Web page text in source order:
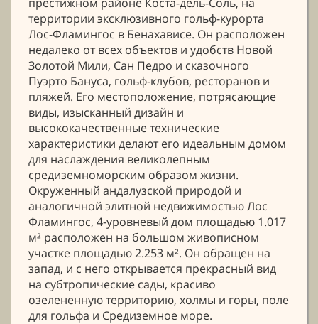
территории эксклюзивного гольф-курорта
Лос-Фламингос в Бенахависе. Он расположен
недалеко от всех объектов и удобств Новой
Золотой Мили, Сан Педро и сказочного
Пуэрто Бануса, гольф-клубов, ресторанов и
пляжей. Его местоположение, потрясающие
виды, изысканный дизайн и
высококачественные технические
характеристики делают его идеальным домом
для наслаждения великолепным
средиземноморским образом жизни.
Окруженный андалузской природой и
аналогичной элитной недвижимостью Лос
Фламингос, 4-уровневый дом площадью 1.017
м² расположен на большом живописном
участке площадью 2.253 м². Он обращен на
запад, и с него открывается прекрасный вид
на субтропические сады, красиво
озелененную территорию, холмы и горы, поле
для гольфа и Средиземное море.